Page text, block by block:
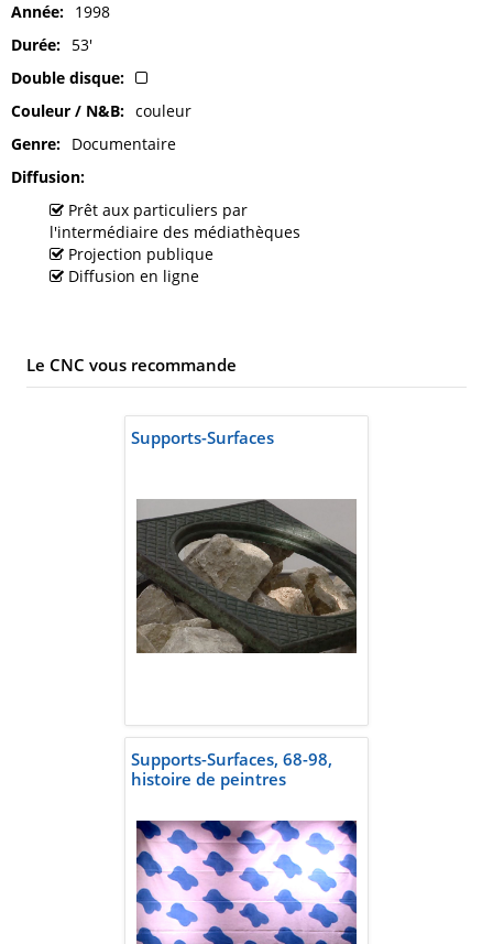
Année
1998
Durée
53'
Double disque
Couleur / N&B
couleur
Genre
Documentaire
Diffusion
Prêt aux particuliers par
l'intermédiaire des médiathèques
Projection publique
Diffusion en ligne
Le CNC vous recommande
Supports-Surfaces
Supports-Surfaces, 68-98,
histoire de peintres